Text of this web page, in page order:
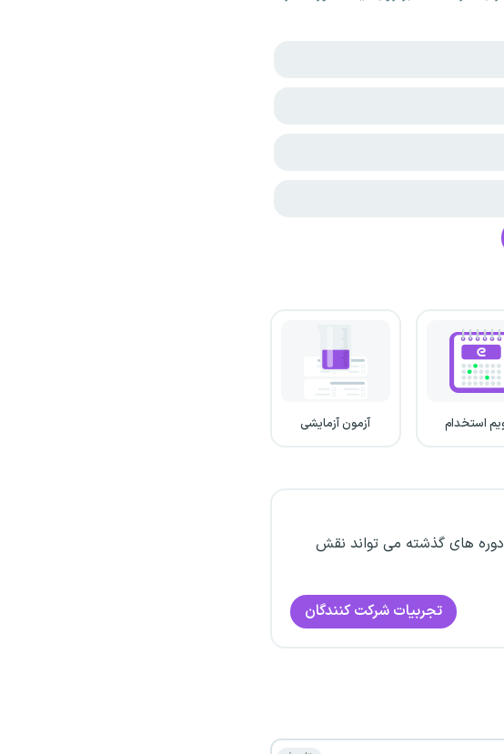
استخدام آزمون آزمایشی
های گذشته می تواند نقش
تجربیات شرکت کنندگان